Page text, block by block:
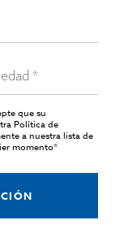
que su
Política de
a nuestra lista de
momento*